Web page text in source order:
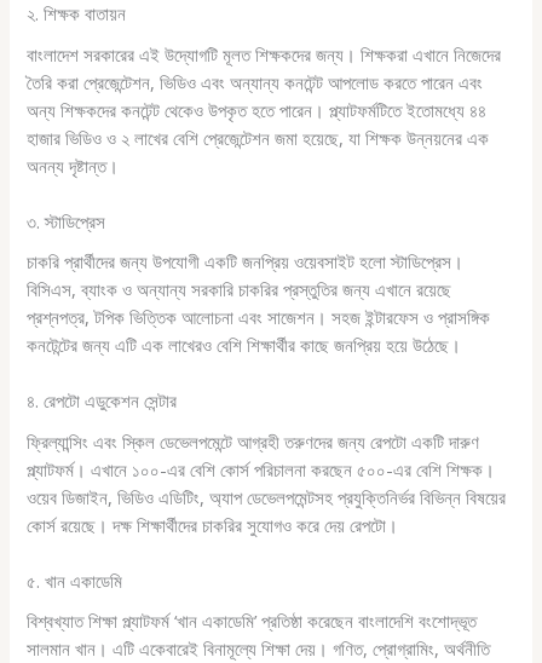
২. শিক্ষক বাতায়ন
বাংলাদেশ সরকারের এই উদ্যোগটি মূলত শিক্ষকদের জন্য। শিক্ষকরা এখানে নিজেদের
তৈরি করা প্রেজেন্টেশন, ভিডিও এবং অন্যান্য কনটেন্ট আপলোড করতে পারেন এবং
অন্য শিক্ষকদের কনটেন্ট থেকেও উপকৃত হতে পারেন। প্ল্যাটফর্মটিতে ইতোমধ্যে ৪৪
হাজার ভিডিও ও ২ লাখের বেশি প্রেজেন্টেশন জমা হয়েছে, যা শিক্ষক উন্নয়নের এক
অনন্য দৃষ্টান্ত।
৩. স্টাডিপ্রেস
চাকরি প্রার্থীদের জন্য উপযোগী একটি জনপ্রিয় ওয়েবসাইট হলো স্টাডিপ্রেস।
বিসিএস, ব্যাংক ও অন্যান্য সরকারি চাকরির প্রস্তুতির জন্য এখানে রয়েছে
প্রশ্নপত্র, টপিক ভিত্তিক আলোচনা এবং সাজেশন। সহজ ইন্টারফেস ও প্রাসঙ্গিক
কনটেন্টের জন্য এটি এক লাখেরও বেশি শিক্ষার্থীর কাছে জনপ্রিয় হয়ে উঠেছে।
৪. রেপটো এডুকেশন সেন্টার
ফ্রিল্যান্সিং এবং স্কিল ডেভেলপমেন্টে আগ্রহী তরুণদের জন্য রেপটো একটি দারুণ
প্ল্যাটফর্ম। এখানে ১০০-এর বেশি কোর্স পরিচালনা করছেন ৫০০-এর বেশি শিক্ষক।
ওয়েব ডিজাইন, ভিডিও এডিটিং, অ্যাপ ডেভেলপমেন্টসহ প্রযুক্তিনির্ভর বিভিন্ন বিষয়ের
কোর্স রয়েছে। দক্ষ শিক্ষার্থীদের চাকরির সুযোগও করে দেয় রেপটো।
৫. খান একাডেমি
বিশ্বখ্যাত শিক্ষা প্ল্যাটফর্ম ‘খান একাডেমি’ প্রতিষ্ঠা করেছেন বাংলাদেশি বংশোদ্ভূত
সালমান খান। এটি একেবারেই বিনামূল্যে শিক্ষা দেয়। গণিত, প্রোগ্রামিং, অর্থনীতি